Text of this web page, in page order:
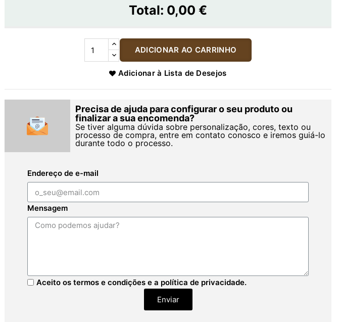
Total: 0,00 €
ADICIONAR AO CARRINHO
Adicionar à Lista de Desejos
Precisa de ajuda para configurar o seu produto ou
finalizar a sua encomenda?
Se tiver alguma dúvida sobre personalização, cores, texto ou
processo de compra, entre em contato conosco e iremos guiá-lo
durante todo o processo.
Endereço de e-mail
Mensagem
Aceito os termos e condições e a política de privacidade.
Enviar